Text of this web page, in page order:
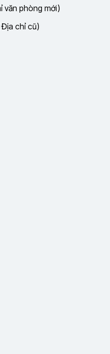
văn phòng mới)
Địa chỉ cũ)